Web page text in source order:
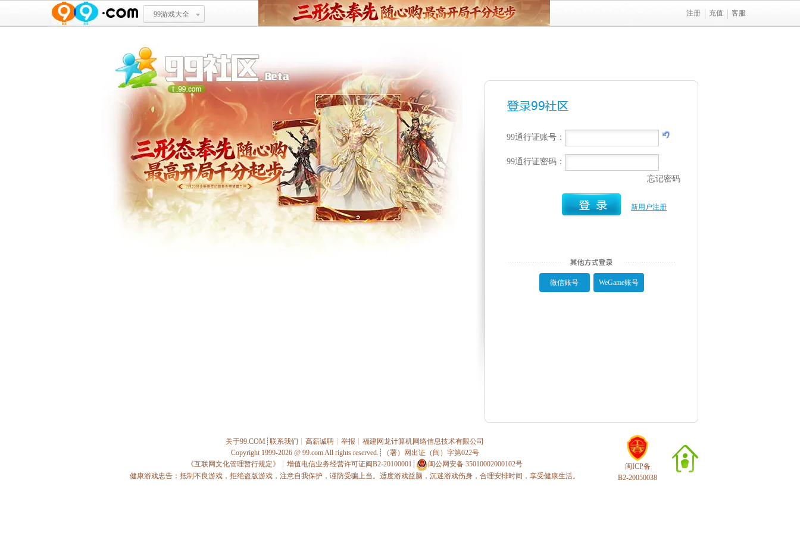
99游戏大全 注册 充值 客服
99通行证账号：
99通行证密码：
忘记密码
新用户注册
微信账号 WeGame账号
关于99.COM ┊ 联系我们 ┊ 高薪诚聘 ┊ 举报 ┊ 福建网龙计算机网络信息技术有限公司
Copyright 1999-2026 @ 99.comAll rights reserved.┊（署）网出证（闽）字第022号
《互联网文化管理暂行规定》
┊ 增值电信业务经营许可证闽B2-20100001 ┊
闽公网安备 35010002000102号
健康游戏忠告：抵制不良游戏，拒绝盗版游戏，注意自我保护，谨防受骗上当。适度游戏益脑，沉迷游戏伤身，合理安排时间，享受健康生活。
闽ICP备
B2-20050038